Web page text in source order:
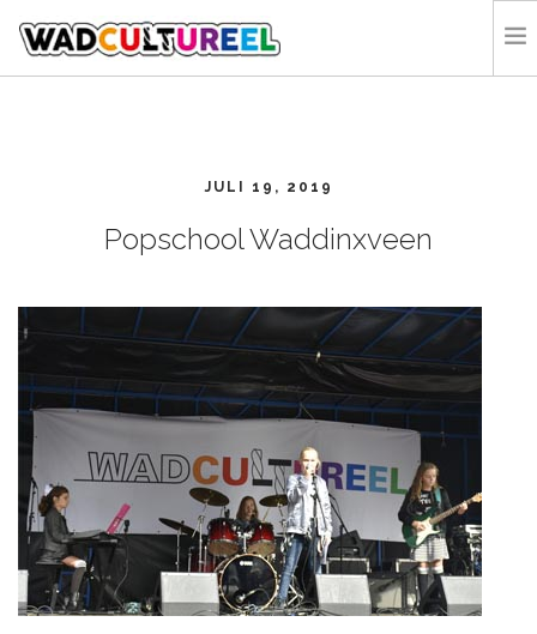
ORGANISATIE
JULI 19, 2019
Popschool Waddinxveen